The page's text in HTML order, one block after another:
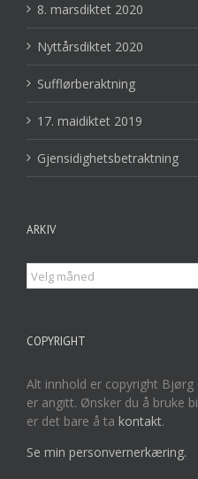
8. marsdiktet 2020
Nyttårsdiktet 2020
Sufflørberaktning
17. maidiktet 2019
Gjensidighetsbetraktning
ARKIV
Arkiv
COPYRIGHT
Alt innhold er copyright
er angitt. Ønsker du å bruke
er det bare å ta kontakt.
Se min personvernerkæring.